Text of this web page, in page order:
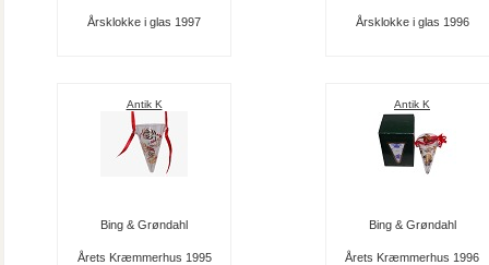
Årsklokke i glas 1997 Årsklokke i glas 1996
Antik K
Bing & Grøndahl
Årets Kræmmerhus 1995
Antik K
Bing & Grøndahl
Årets Kræmmerhus 1996